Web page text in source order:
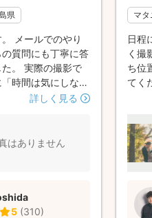
県
メールでのやり
質問にも丁寧に答
。 実際の撮影で
時間は気にしなく
をかけて下さり十分
のが伝わって来ま
詳しく見る
はありません
5 (310)
マ
日程
く撮
ち位
てく
仕方
と色
工の